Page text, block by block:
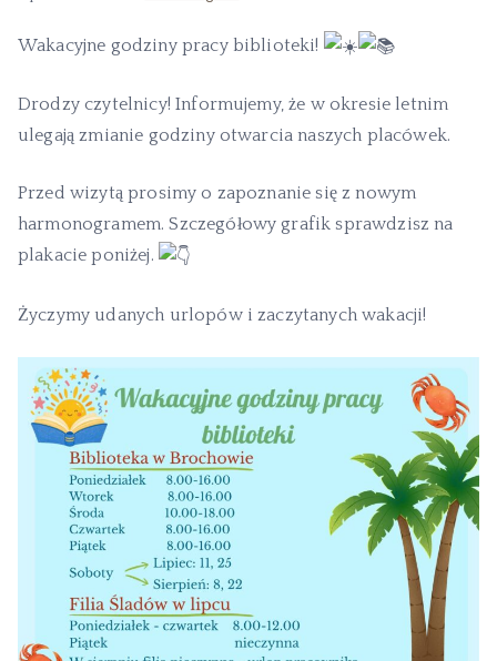
Wakacyjne godziny pracy biblioteki!
Drodzy czytelnicy! Informujemy, że w okresie letnim
ulegają zmianie godziny otwarcia naszych placówek.
Przed wizytą prosimy o zapoznanie się z nowym
harmonogramem. Szczegółowy grafik sprawdzisz na
plakacie poniżej.
Życzymy udanych urlopów i zaczytanych wakacji!